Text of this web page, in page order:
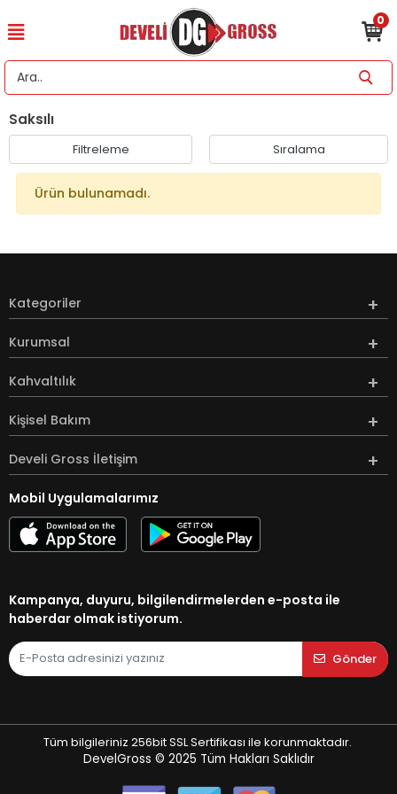
0
Saksılı
Filtreleme Sıralama
Ürün bulunamadı.
Kategoriler
Kurumsal
Kahvaltılık
Kişisel Bakım
Develi Gross İletişim
Mobil Uygulamalarımız
Kampanya, duyuru, bilgilendirmelerden e-posta ile
haberdar olmak istiyorum.
Gönder
Tüm bilgileriniz 256bit SSL Sertifikası ile korunmaktadır.
DevelGross © 2025 Tüm Hakları Saklıdır